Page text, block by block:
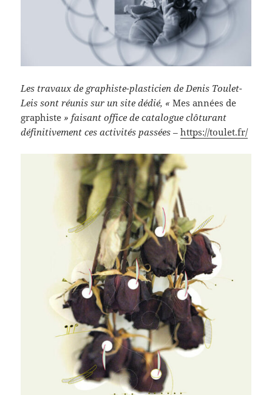
Les travaux de graphiste-plasticien de Denis Toulet-
Leis sont réunis sur un site dédié, «Mes années de
graphiste» faisant office de catalogue clôturant
définitivement ces activités passées –https://toulet.fr/